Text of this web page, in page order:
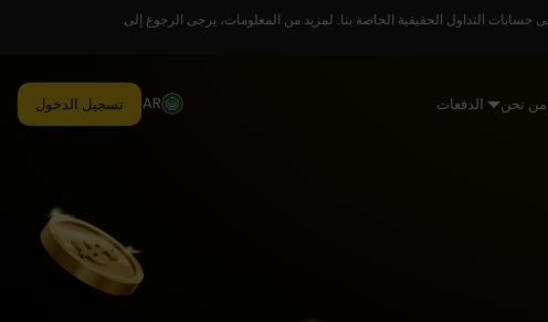
التداول الحقيقية الخاصة بنا. لمزيد من المعلومات، يرجى الرجوع إلى
من نحن الدفعات AR تسجيل الدخول